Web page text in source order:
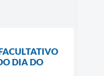
DIA DO